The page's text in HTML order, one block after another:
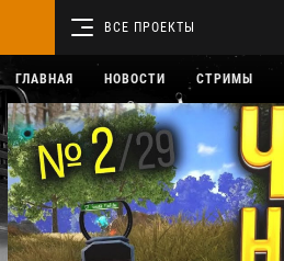
ВСЕ ПРОЕКТЫ
ГЛАВНАЯ НОВОСТИ СТРИМЫ